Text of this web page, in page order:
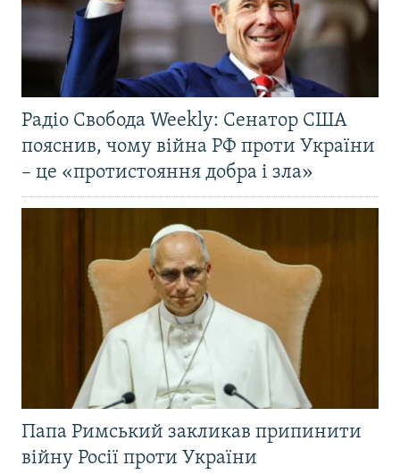
Радіо Свобода Weekly: Сенатор США
пояснив, чому війна РФ проти України
– це «протистояння добра і зла»
Папа Римський закликав припинити
війну Росії проти України